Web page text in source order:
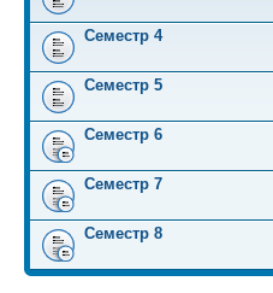
Семестр 4
Семестр 5
Семестр 6
Семестр 7
Семестр 8